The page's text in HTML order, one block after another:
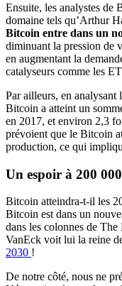
Ensuite, les analystes de
domaine tels qu’Arthur
Bitcoin entre dans un
diminuant la pression de
en augmentant la
catalyseurs comme les
Par ailleurs, en analysant
Bitcoin a atteint un
en 2017, et environ 2,3
prévoient que le Bitcoin
production, ce qui
Un espoir à 200
Bitcoin atteindra-t-il les
Bitcoin est dans un
dans les colonnes de
VanEck voit lui la reine
2030 !
De notre côté, nous ne